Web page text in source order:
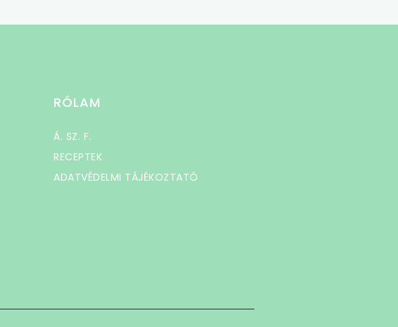
RÓLAM
Á. SZ. F.
RECEPTEK
ADATVÉDELMI TÁJÉKOZTATÓ